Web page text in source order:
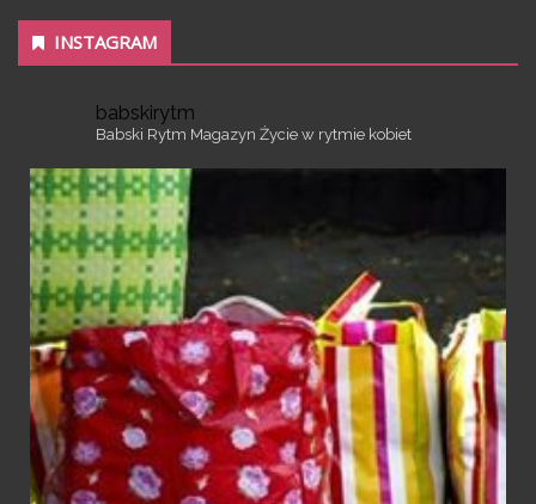
INSTAGRAM
babskirytm
Babski Rytm Magazyn Życie w rytmie kobiet